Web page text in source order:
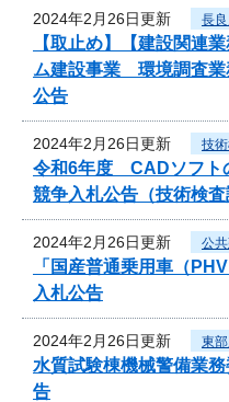
2024年2月26日更新 長
【取止め】【建設関連
ム建設事業 環境調査業
公告
2024年2月26日更新 技
令和6年度 CADソフト
競争入札公告（技術検査
2024年2月26日更新 公
「国産普通乗用車（
入札公告
2024年2月26日更新 東
水質試験棟機械警備業
告